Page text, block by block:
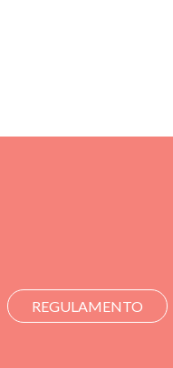
REGULAMENTO